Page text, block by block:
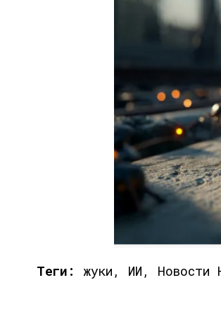
Теги: жуки, ИИ, Новости